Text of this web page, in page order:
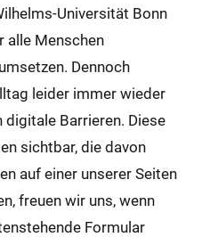
Universität Bonn
alle Menschen
Dennoch
leider immer wieder
digitale Barrieren. Diese
sichtbar, die davon
auf einer unserer Seiten
freuen wir uns, wenn
Formular